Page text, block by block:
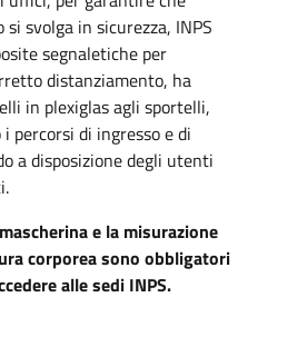
si svolga in sicurezza, INPS
segnaletiche per
distanziamento, ha
in plexiglas agli sportelli,
percorsi di ingresso e di
a disposizione degli utenti
e la misurazione
corporea sono obbligatori
alle sedi INPS.